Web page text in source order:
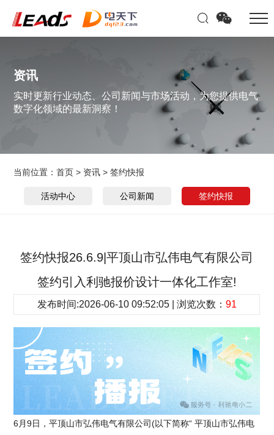
资讯
实时更新行业动态、公司新闻与市场活动，为您提供电气
数字化领域的最新洞察！
当前位置：首页 > 资讯 >签约快报
活动中心 公司新闻 签约快报
签约快报26.6.9|平顶山市弘伟电气有限公司
签约引入利驰报价设计一体化工作室!
发布时间:2026-06-10 09:52:05 | 浏览次数： 91
6月9日，平顶山市弘伟电气有限公司(以下简称“ 平顶山市弘伟电